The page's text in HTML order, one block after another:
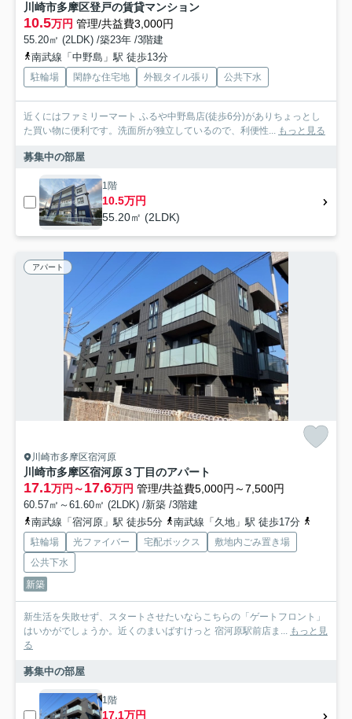
川崎市多摩区登戸の賃貸マンション
10.5万円 管理/共益費3,000円
55.20㎡ (2LDK) /築23年 /3階建
南武線「中野島」駅 徒歩13分
駐輪場 閑静な住宅地 外観タイル張り 公共下水
近くにはファミリーマート ふるや中野島店(徒歩6分)がありちょっとし
た買い物に便利です。洗面所が独立しているので、利便性... もっと見る
募集中の部屋
1階
10.5万円
55.20㎡ (2LDK)
アパート
川崎市多摩区宿河原
川崎市多摩区宿河原３丁目のアパート
17.1万円～17.6万円 管理/共益費5,000円～7,500円
60.57㎡～61.60㎡ (2LDK) /新築 /3階建
南武線「宿河原」駅 徒歩5分
南武線「久地」駅 徒歩17分
駐輪場 光ファイバー 宅配ボックス
敷地内ごみ置き場
公共下水
新築
新生活を失敗せず、スタートさせたいならこちらの「ゲートフロント」
はいかがでしょうか。近くのまいばすけっと 宿河原駅前店ま... もっと見
る
募集中の部屋
1階
17.1万円